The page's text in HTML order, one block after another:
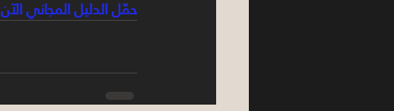
حمّل الدليل المجاني الآن